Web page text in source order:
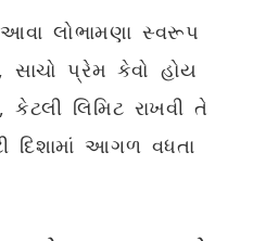
આવા લોભામણા સ્વરૂપ
સાચો પ્રેમ કેવો હોય
લિમિટ રાખવી તે
આગળ વધતા